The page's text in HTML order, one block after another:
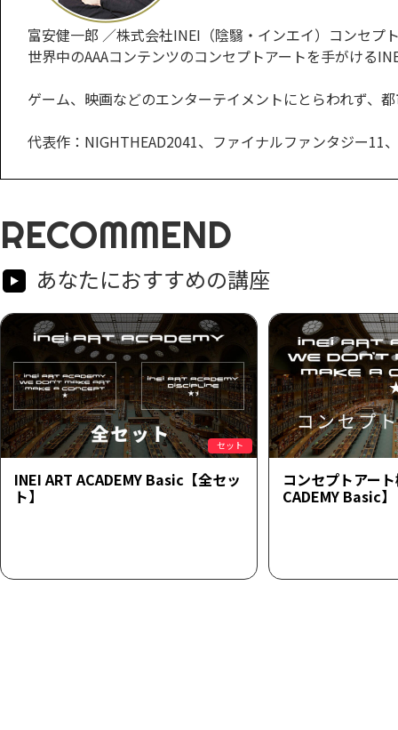
富安健一郎 ／株式会社INEI（陰翳・インエイ）コンセプ
世界中のAAAコンテンツのコンセプトアートを手がける
ゲーム、映画などのエンターテイメントにとらわれず、
代表作：NIGHTHEAD2041、ファイナルファンタジー11
RECOMMEND
あなたにおすすめの講座
セット
INEI ART ACADEMY Basic【全セッ
ト】
コンセプトアー
CADEMY Basic】